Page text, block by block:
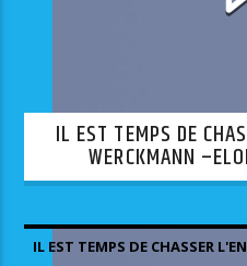
IL EST TEMPS DE
WERCKMANN
IL EST TEMPS DE CHASSER